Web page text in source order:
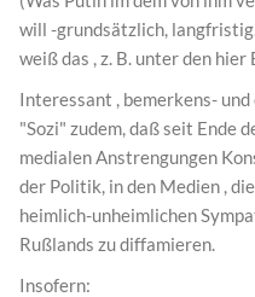
will -grundsätzlich,
weiß das , z. B. unter den hier
Interessant , bemerkens-
"Sozi" zudem, daß seit Ende
medialen Anstrengungen
der Politik, in den Medien ,
heimlich-unheimlichen
Rußlands zu diffamieren.
Insofern: